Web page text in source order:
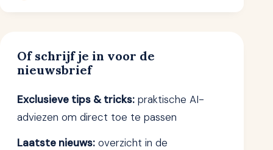
Of schrijf je in voor de
nieuwsbrief
Exclusieve tips & tricks: praktische AI-
adviezen om direct toe te passen
Laatste nieuws: overzicht in de